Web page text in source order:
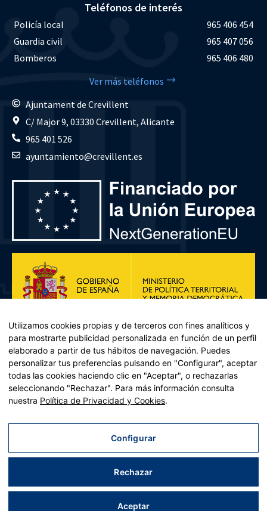
Teléfonos de interés
Policía local
965 406 454
Guardia civil
965 407 056
Bomberos
965 406 480
Ver más teléfonos
Ajuntament de Crevillent
C/ Major 9, 03330 Crevillent, Alicante
965 401 526
ayuntamiento@crevillent.es
Plan de Recuperación, Transformación y Resiliencia – Financiado por
Recuperación y resiliencia, establecido por el Reglamento (UE)
2021/241 del Parlamento Europeo y del Consejo, de 12 de febrero
Aviso legal|Política de privacidad|Política de cookies|Accesibilidad|Mapa web
| Desarrollado porTrestristes
Utilizamos cookies propias y de terceros con fines analíticos y
para mostrarte publicidad personalizada en función de un perfil
elaborado a partir de tus hábitos de navegación. Puedes
personalizar tus preferencias pulsando en "Configurar", aceptar
todas las cookies haciendo clic en "Aceptar", o rechazarlas
seleccionando "Rechazar". Para más información consulta
nuestra Política de Privacidad y Cookies.
Configurar
Rechazar
Aceptar